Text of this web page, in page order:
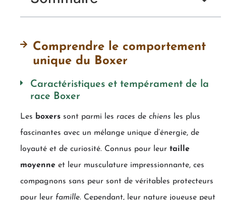
Comprendre le comportement
unique du Boxer
Caractéristiques et tempérament de la
race Boxer
Les boxers sont parmi les races de chiens les plus
fascinantes avec un mélange unique d’énergie, de
loyauté et de curiosité. Connus pour leur taille
moyenne et leur musculature impressionnante, ces
compagnons sans peur sont de véritables protecteurs
pour leur famille. Cependant, leur nature joueuse peut